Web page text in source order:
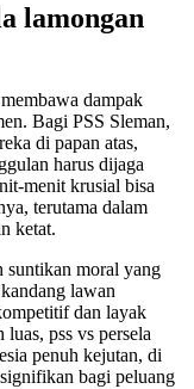
lamongan
dampak
Bagi PSS Sleman,
di papan atas,
harus dijaga
menit krusial bisa
terutama dalam
ketat.
suntikan moral yang
lawan
dan layak
pss vs persela
penuh kejutan, di
bagi peluang